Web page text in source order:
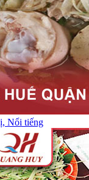
Nổi tiếng